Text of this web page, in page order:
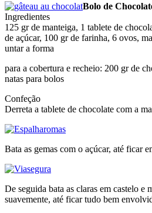
Bolo de
Ingredientes
125 gr de manteiga, 1 tablete de
de açúcar, 100 gr de farinha, 6 ovos,
untar a forma
para a cobertura e recheio: 200 gr de
natas para bolos
Confeção
Derreta a tablete de chocolate com a
Bata as gemas com o açúcar, até ficar
De seguida bata as claras em castelo e
suavemente, até ficar tudo bem